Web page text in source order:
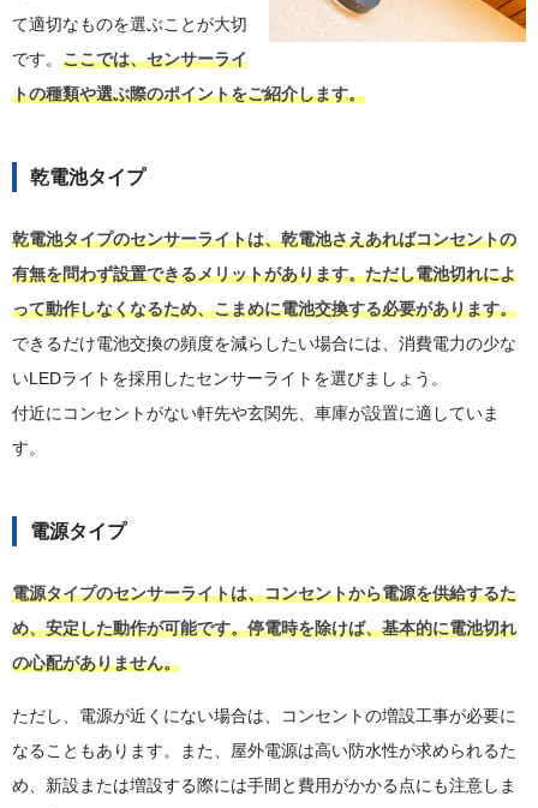
て適切なものを選ぶことが大切
です。 ここでは、センサーライ
トの種類や選ぶ際のポイントをご紹介します。
乾電池タイプ
乾電池タイプのセンサーライトは、乾電池さえあればコンセントの
有無を問わず設置できるメリットがあります。ただし電池切れによ
って動作しなくなるため、こまめに電池交換する必要があります。
できるだけ電池交換の頻度を減らしたい場合には、消費電力の少な
いLEDライトを採用したセンサーライトを選びましょう。
付近にコンセントがない軒先や玄関先、車庫が設置に適していま
す。
電源タイプ
電源タイプのセンサーライトは、コンセントから電源を供給するた
め、安定した動作が可能です。停電時を除けば、基本的に電池切れ
の心配がありません。
ただし、電源が近くにない場合は、コンセントの増設工事が必要に
なることもあります。また、屋外電源は高い防水性が求められるた
め、新設または増設する際には手間と費用がかかる点にも注意しま